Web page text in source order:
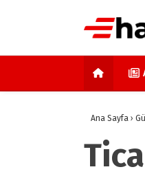
Ana Sayfa ›